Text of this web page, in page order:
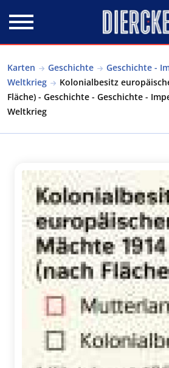
Karten Geschichte
Geschichte -
Weltkrieg
Kolonialbesitz
Fläche) - Geschichte - Geschichte -
Weltkrieg